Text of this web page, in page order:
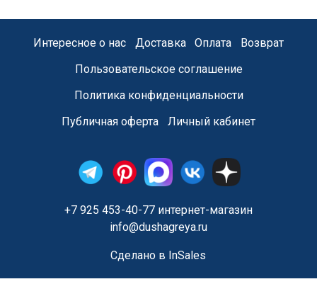
Интересное о нас Доставка Оплата
Возврат
Пользовательское соглашение
Политика конфиденциальности
Публичная оферта
Личный кабинет
+7 925 453-40-77 интернет-магазин
info@dushagreya.ru
Сделано в InSales